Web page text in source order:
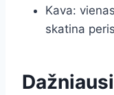
Kava:
skatina